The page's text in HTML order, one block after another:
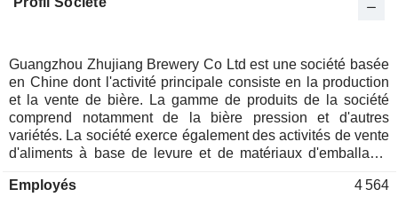
Guangzhou Zhujiang Brewery Co Ltd est une société basée
en Chine dont l'activité principale consiste en la production
et la vente de bière. La gamme de produits de la société
comprend notamment de la bière pression et d'autres
variétés. La société exerce également des activités de vente
d'aliments à base de levure et de matériaux d'emballage,
location. Les produits de la société sont principalement
Employés 4 564